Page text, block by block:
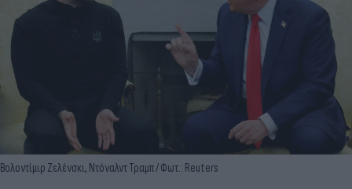
Βολοντίμιρ Ζελένσκι, Ντόναλντ Τραμπ / Φωτ.: Reuters